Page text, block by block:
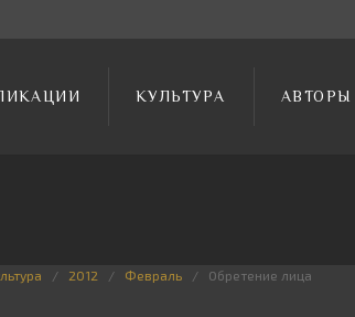
КУЛЬТУРА АВТОРЫ
2012 Февраль Обретение лица